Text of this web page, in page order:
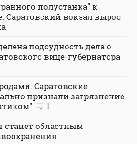
полустанка" к
Саратовский вокзал вырос
подсудность дела о
вице-губернатора
Саратовские
признали загрязнение
1
станет областным